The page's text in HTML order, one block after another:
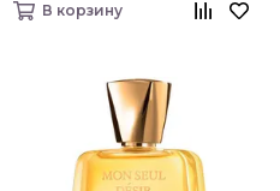
В корзину